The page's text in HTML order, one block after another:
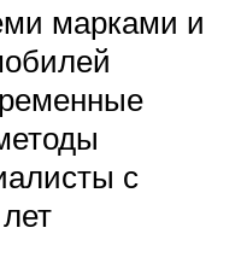
марками и
с